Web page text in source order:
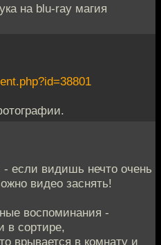
на blu-ray магия
если видишь нечто очень
видео заснять!
воспоминания -
в сортире,
врывается в комнату и